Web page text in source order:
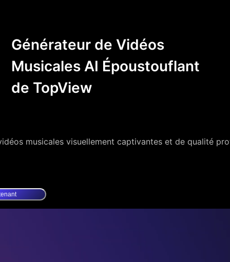
Générateur de Vidéos
Musicales AI Époustouflant
de TopView
musicales visuellement captivantes et de qualité